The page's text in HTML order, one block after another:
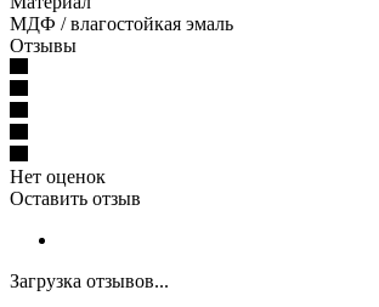
МДФ / влагостойкая эмаль
Отзывы
Нет оценок
Оставить отзыв
Загрузка отзывов...